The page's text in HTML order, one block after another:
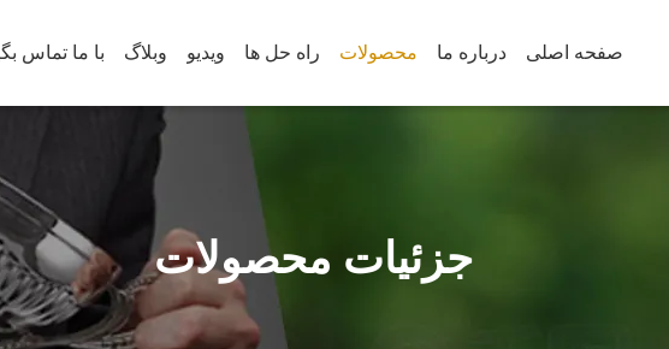
صفحه اصلی درباره ما محصولات راه حل ها ویدیو وبلاگ با ما تماس
جزئیات محصولات